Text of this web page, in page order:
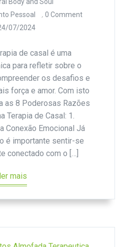
Pessoal
0 Comment
07/2024
de casal é uma
para refletir sobre o
os desafios e
força e amor. Com isto
as 8 Poderosas Razões
Terapia de Casal: 1.
Conexão Emocional Já
é importante sentir-se
conectado com o […]
ler mais